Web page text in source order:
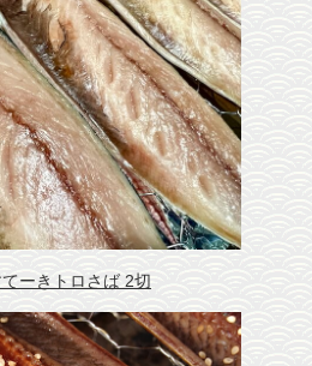
直売店のご案内
会社概要
お客様の声
ーきトロさば 2切